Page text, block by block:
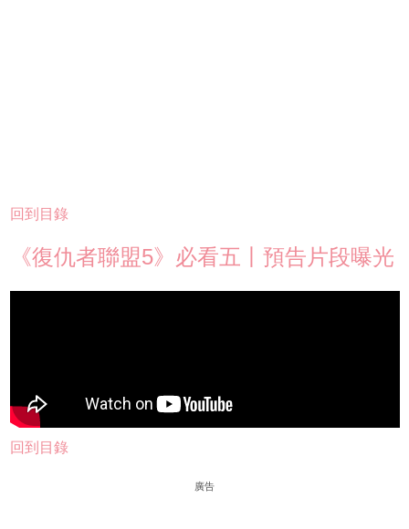
回到目錄
《復仇者聯盟5》必看五丨預告片段曝光
回到目錄
廣告